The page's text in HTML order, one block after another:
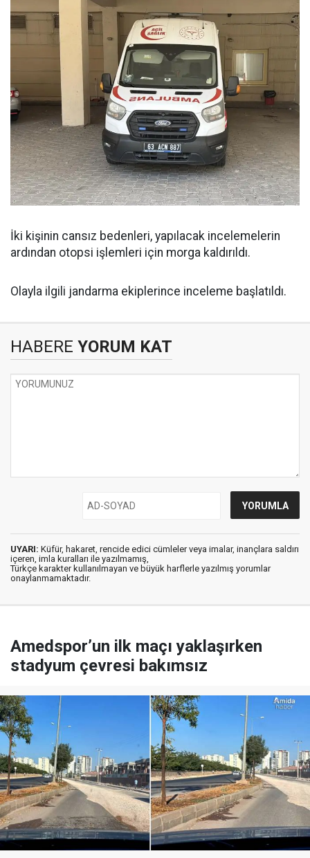
İki kişinin cansız bedenleri, yapılacak incelemelerin
ardından otopsi işlemleri için morga kaldırıldı.
Olayla ilgili jandarma ekiplerince inceleme başlatıldı.
HABERE YORUM KAT
UYARI: Küfür, hakaret, rencide edici cümleler veya imalar, inançlara saldırı
içeren, imla kuralları ile yazılmamış,
Türkçe karakter kullanılmayan ve büyük harflerle yazılmış yorumlar
onaylanmamaktadır.
Amedspor’un ilk maçı yaklaşırken
stadyum çevresi bakımsız